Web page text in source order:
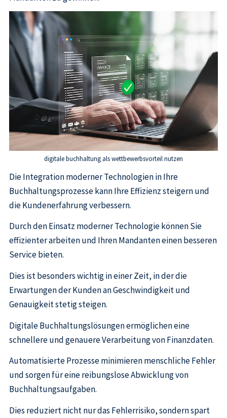
digitale buchhaltung als wettbewerbsvorteil nutzen
Die Integration moderner Technologien in Ihre
Buchhaltungsprozesse kann Ihre Effizienz steigern und
die Kundenerfahrung verbessern.
Durch den Einsatz moderner Technologie können Sie
effizienter arbeiten und Ihren Mandanten einen besseren
Service bieten.
Dies ist besonders wichtig in einer Zeit, in der die
Erwartungen der Kunden an Geschwindigkeit und
Genauigkeit stetig steigen.
Digitale Buchhaltungslösungen ermöglichen eine
schnellere und genauere Verarbeitung von Finanzdaten.
Automatisierte Prozesse minimieren menschliche Fehler
und sorgen für eine reibungslose Abwicklung von
Buchhaltungsaufgaben.
Dies reduziert nicht nur das Fehlerrisiko, sondern spart